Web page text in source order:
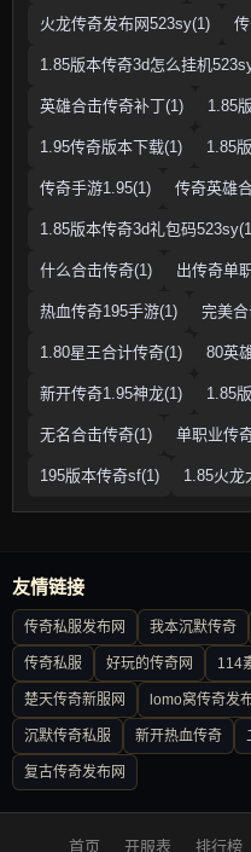
火龙传奇发布网523sy(1)
1.85版本传奇3d怎么挂机
英雄合击传奇补丁(1) 1.85
1.95传奇版本下载(1) 1.85
传奇手游1.95(1) 传奇英雄
1.85版本传奇3d礼包码
什么合击传奇(1) 出传奇单
热血传奇195手游(1) 完美
1.80星王合计传奇(1) 80英
新开传奇1.95神龙(1) 1.85
无名合击传奇(1) 单职业传
195版本传奇sf(1) 1.85火龙
友情链接
传奇私服发布网 我本沉默传奇
传奇私服 好玩的传奇网 114
楚天传奇新服网 lomo窝传奇发
沉默传奇私服 新开热血传奇
复古传奇发布网
首页 开服表 排行榜